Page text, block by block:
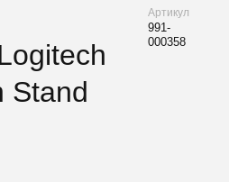
Stand
Артикул
991-
000358